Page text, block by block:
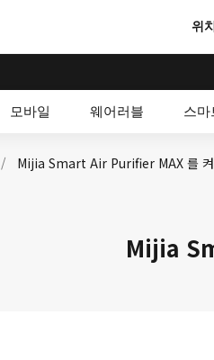
위
모바일 웨어러블 스마
/ Mijia Smart Air Purifier MAX 를 켜
Mijia